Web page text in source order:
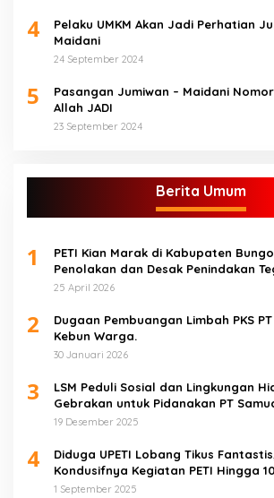
4
Pelaku UMKM Akan Jadi Perhatian
Maidani
24 September 2024
5
Pasangan Jumiwan – Maidani
Allah JADI
23 September 2024
Berita Umum
1
PETI Kian Marak di Kabupaten
Penolakan dan Desak Penindakan
Bencana Menelan Korban Tak
25 April 2026
2
Dugaan Pembuangan Limbah PKS
Kebun Warga.
30 Januari 2026
3
LSM Peduli Sosial dan Lingkungan
Gebrakan untuk Pidanakan PT
atas Dugaan Pencemaran Limbah
19 Desember 2025
4
Diduga UPETI Lobang Tikus
Kondusifnya Kegiatan PETI Hingga
Total 1 Milyar Lebih per Bulan
1 September 2025